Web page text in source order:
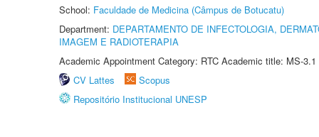
School: Faculdade de Medicina (Câmpus de Botucatu)
Department: DEPARTAMENTO DE INFECTOLOGIA,
IMAGEM E RADIOTERAPIA
Academic Appointment Category: RTC Academic title: MS-3.1
CV Lattes
Scopus
Repositório Institucional UNESP